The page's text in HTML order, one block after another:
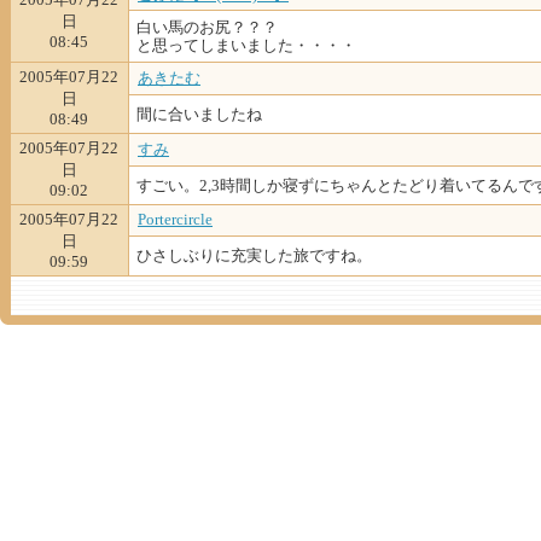
日
08:45
白い馬のお尻？？？
と思ってしまいました・・・・
2005年07月22
日
08:49
あきたむ
間に合いましたね
2005年07月22
日
09:02
すみ
すごい。2,3時間しか寝ずにちゃんとたどり着いてるんで
2005年07月22
日
09:59
Portercircle
ひさしぶりに充実した旅ですね。